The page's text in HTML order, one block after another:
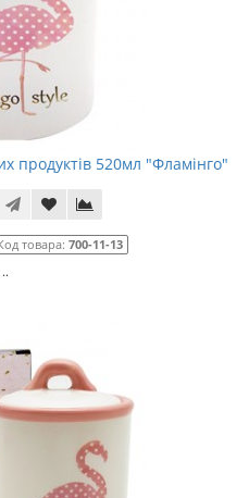
продуктів 520мл "Фламінго"
товара: 700-11-13
..